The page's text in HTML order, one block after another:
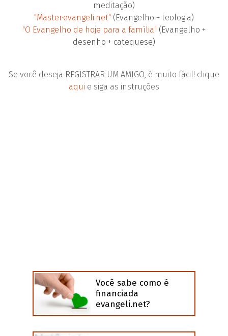
meditação)
"Master·evangeli.net" (Evangelho + teologia)
"O Evangelho de hoje para a família" (Evangelho +
desenho + catequese)
Se você deseja REGISTRAR UM AMIGO, é muito fácil! clique
aqui e siga as instruções
Você sabe como é
financiada
evangeli.net?